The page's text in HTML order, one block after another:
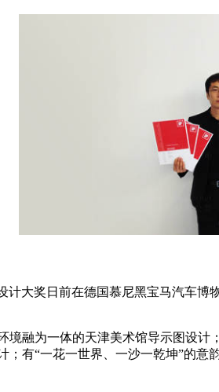
计大奖日前在德国慕尼黑宝马汽车
境融为一体的天津美术馆导示图设
有“一花一世界、一沙一乾坤”的